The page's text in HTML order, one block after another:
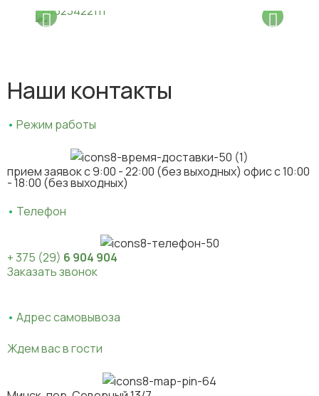
Наши контакты
• Режим работы
прием заявок c 9:00 - 22:00 (без выходных) офис с 10:00
- 18:00 (без выходных)
• Телефон
+ 375 (29) 6 904 904
Заказать звонок
• Адрес самовывоза
Ждем вас в гости